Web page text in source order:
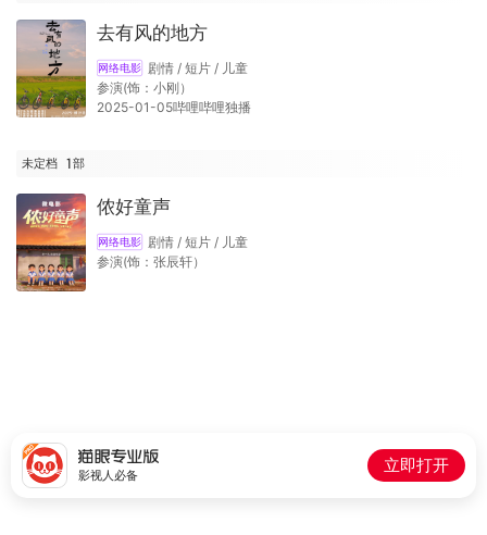
去有风的地方
网络电影 剧情 / 短片 / 儿童
参演(饰：小刚）
2025-01-05哔哩哔哩独播
未定档 1部
侬好童声
网络电影 剧情 / 短片 / 儿童
参演(饰：张辰轩）
影视人必备
立即打开